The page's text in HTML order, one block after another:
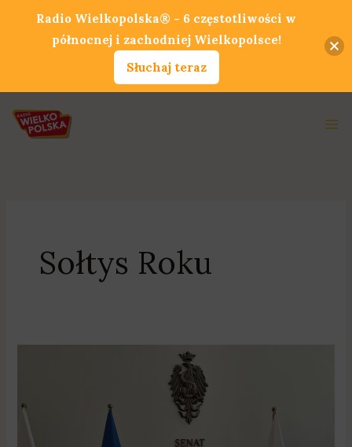
Sołtys Roku
Radio Wielkopolska® - 6 częstotliwości w
północnej i zachodniej Wielkopolsce!
Słuchaj teraz